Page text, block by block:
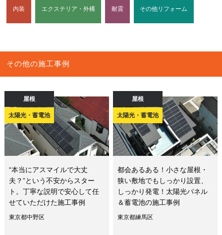
内装 エクステリア・外構 耐震 その他リフォーム
その他の施工事例
屋根
太陽光・蓄電池
“本当にアスマイルで大丈
夫？”という不安からスター
ト。丁寧な説明で安心して任
せていただけた施工事例
東京都中野区
屋根
太陽光・蓄電池
都会あるある！小さな屋根・
狭い敷地でもしっかり設置、
しっかり発電！太陽光パネル
＆蓄電池の施工事例
東京都練馬区